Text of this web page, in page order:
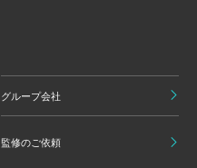
グループ会社
監修のご依頼